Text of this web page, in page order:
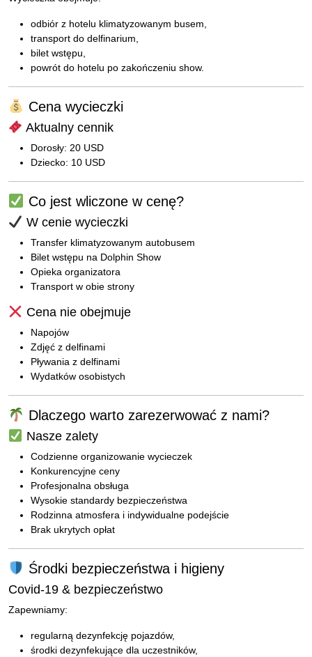
odbiór z hotelu klimatyzowanym busem,
transport do delfinarium,
bilet wstępu,
powrót do hotelu po zakończeniu show.
Cena wycieczki
Aktualny cennik
Dorosły: 20 USD
Dziecko: 10 USD
Co jest wliczone w cenę?
W cenie wycieczki
Transfer klimatyzowanym autobusem
Bilet wstępu na Dolphin Show
Opieka organizatora
Transport w obie strony
Cena nie obejmuje
Napojów
Zdjęć z delfinami
Pływania z delfinami
Wydatków osobistych
Dlaczego warto zarezerwować z nami?
Nasze zalety
Codzienne organizowanie wycieczek
Konkurencyjne ceny
Profesjonalna obsługa
Wysokie standardy bezpieczeństwa
Rodzinna atmosfera i indywidualne podejście
Brak ukrytych opłat
Środki bezpieczeństwa i higieny
Covid-19 & bezpieczeństwo
Zapewniamy:
regularną dezynfekcję pojazdów,
środki dezynfekujące dla uczestników,